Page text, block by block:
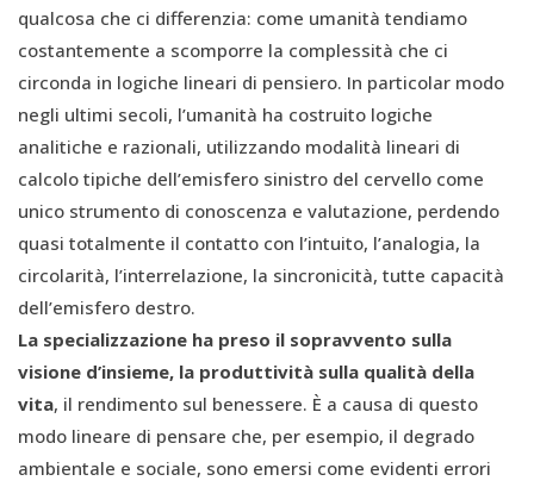
qualcosa che ci differenzia: come umanità tendiamo
costantemente a scomporre la complessità che ci
circonda in logiche lineari di pensiero. In particolar modo
negli ultimi secoli, l’umanità ha costruito logiche
analitiche e razionali, utilizzando modalità lineari di
calcolo tipiche dell’emisfero sinistro del cervello come
unico strumento di conoscenza e valutazione, perdendo
quasi totalmente il contatto con l’intuito, l’analogia, la
circolarità, l’interrelazione, la sincronicità, tutte capacità
dell’emisfero destro.
La specializzazione ha preso il sopravvento sulla
visione d’insieme, la produttività sulla qualità della
vita, il rendimento sul benessere. È a causa di questo
modo lineare di pensare che, per esempio, il degrado
ambientale e sociale, sono emersi come evidenti errori